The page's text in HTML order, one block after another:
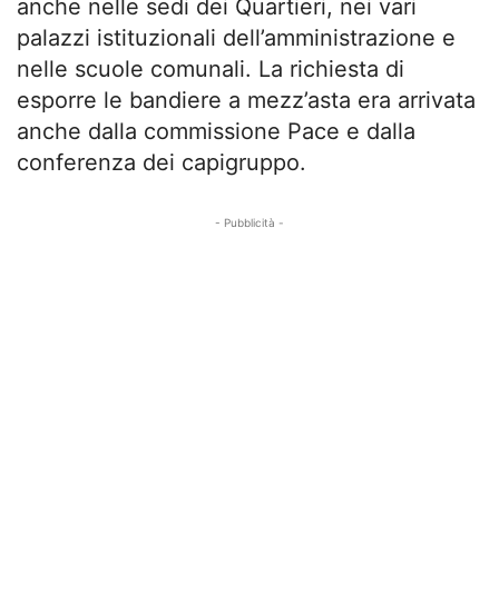
anche nelle sedi dei Quartieri, nei vari
palazzi istituzionali dell’amministrazione e
nelle scuole comunali. La richiesta di
esporre le bandiere a mezz’asta era arrivata
anche dalla commissione Pace e dalla
conferenza dei capigruppo.
- Pubblicità -